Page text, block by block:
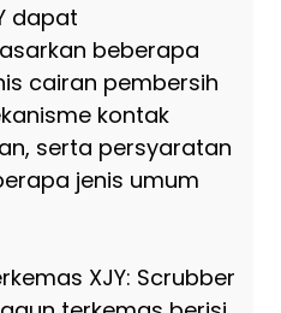
dapat
beberapa
cairan pembersih
kontak
serta persyaratan
jenis umum
XJY: Scrubber